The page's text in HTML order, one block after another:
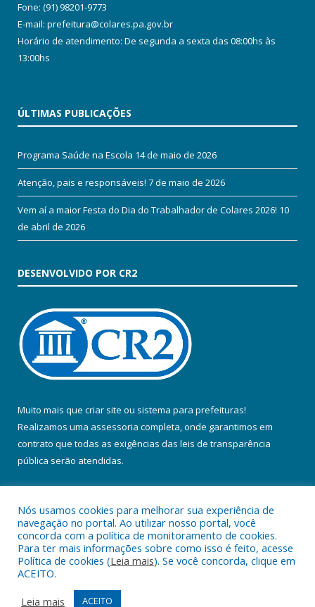
Fone: (91) 98201-9773
E-mail: prefeitura@colares.pa.gov.br
Horário de atendimento: De segunda a sexta das 08:00hs às
13:00hs
ÚLTIMAS PUBLICAÇÕES
Programa Saúde na Escola 14 de maio de 2026
Atenção, pais e responsáveis! 7 de maio de 2026
Vem aí a maior Festa do Dia do Trabalhador de Colares 2026! 10
de abril de 2026
DESENVOLVIDO POR CR2
Muito mais que criar site ou sistema para prefeituras!
Realizamos uma assessoria completa, onde garantimos em
contrato que todas as exigências das leis de transparência
pública serão atendidas.
Todos os direitos reservados a Prefeitura Municipal de Colares.
Mapa do Site
Acessar Área Administrativa
Nós usamos cookies para melhorar sua experiência de
navegação no portal. Ao utilizar nosso portal, você
concorda com a política de monitoramento de cookies.
Para ter mais informações sobre como isso é feito, acesse
Política de cookies (Leia mais). Se você concorda, clique em
ACEITO.
Leia mais
ACEITO